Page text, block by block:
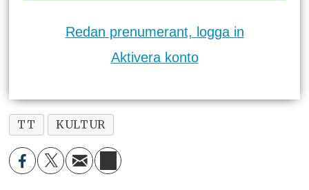
Redan prenumerant, logga in
Aktivera konto
TT KULTUR